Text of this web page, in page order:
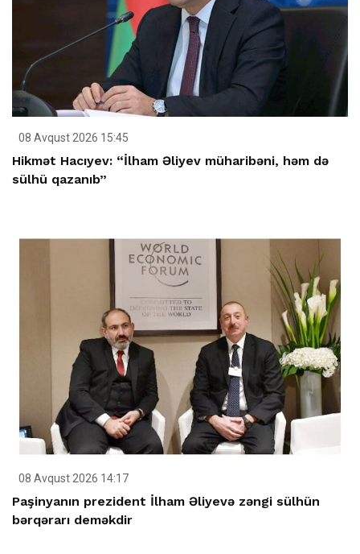
08 Avqust 2026 15:45
Hikmət Hacıyev: “İlham Əliyev müharibəni, həm də
sülhü qazanıb”
08 Avqust 2026 14:17
Paşinyanın prezident İlham Əliyevə zəngi sülhün
bərqərarı deməkdir